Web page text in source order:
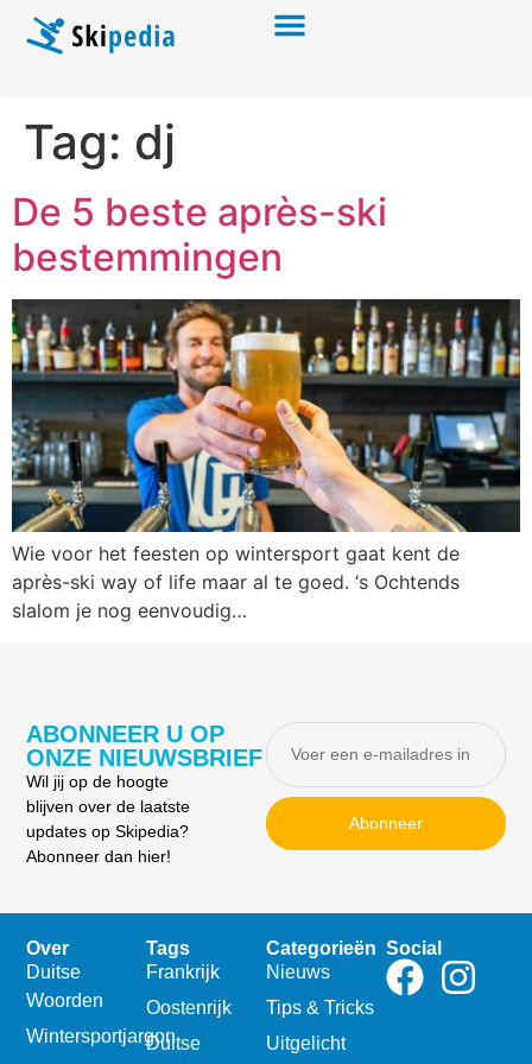
Tag: dj
De 5 beste après-ski
bestemmingen
Wie voor het feesten op wintersport gaat kent de
après-ski way of life maar al te goed. ‘s Ochtends
slalom je nog eenvoudig…
ABONNEER U OP
ONZE NIEUWSBRIEF
Wil jij op de hoogte
blijven over de laatste
updates op Skipedia?
Abonneer dan hier!
Abonneer
Over
Duitse
Woorden
Wintersportjargon
Tags
Frankrijk
Oostenrijk
Duitse
Categorieën
Nieuws
Tips & Tricks
Uitgelicht
Social